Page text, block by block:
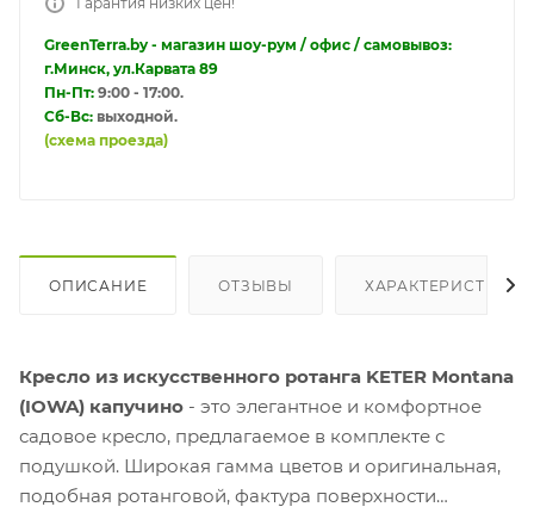
GreenTerra.by - магазин шоу-рум / офис / самовывоз:
г.Минск, ул.Карвата 89
Пн-Пт: 9:00 - 17:00.
Сб-Вс: выходной.
(схема проезда)
ОПИСАНИЕ ОТЗЫВЫ ХАРАКТЕРИСТИКИ
Кресло из искусственного ротанга KETER Montana
(IOWA) капучино - это элегантное и комфортное
садовое кресло, предлагаемое в комплекте с
подушкой. Широкая гамма цветов и оригинальная,
подобная ротанговой, фактура поверхности